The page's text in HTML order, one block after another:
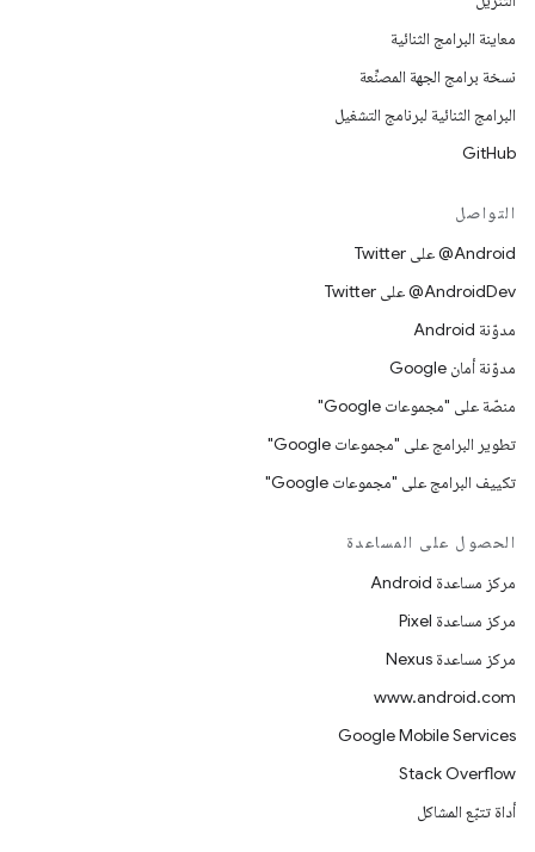
معاينة البرامج الثنائية
نسخة برامج الجهة المصنِّعة
البرامج الثنائية لبرنامج التشغيل
GitHub
التواصل
‎@Android على Twitter
‎@AndroidDev على Twitter
مدوّنة Android
مدوّنة أمان Google
منصّة على "مجموعات Google"
تطوير البرامج على "مجموعات Google"
تكييف البرامج على "مجموعات Google"
الحصول على المساعدة
مركز مساعدة Android
مركز مساعدة Pixel
مركز مساعدة Nexus
www.android.com
Google Mobile Services
Stack Overflow
أداة تتبّع المشاكل